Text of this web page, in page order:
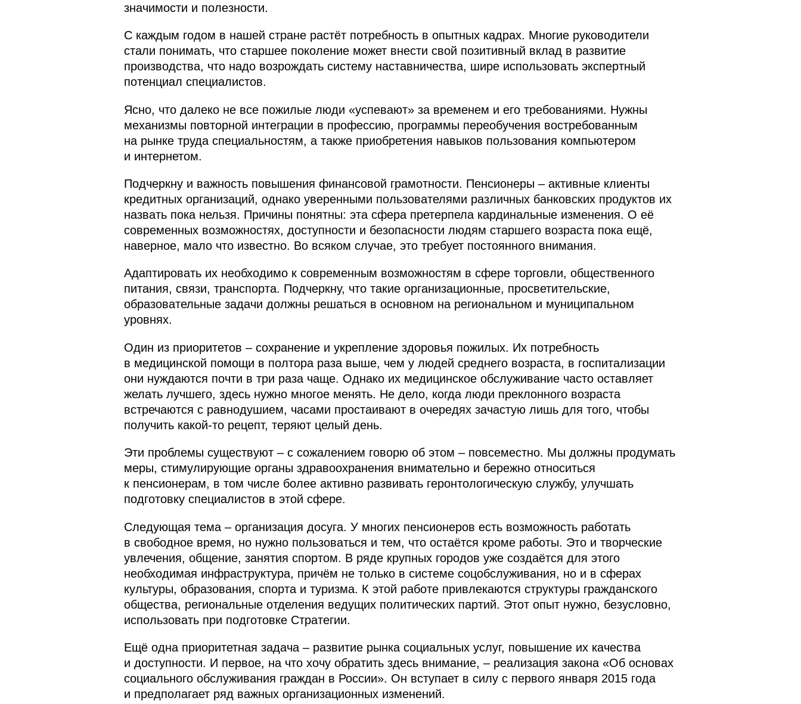
значимости и полезности.
С каждым годом в нашей стране растёт потребность в опытных кадрах. Многие руководители
стали понимать, что старшее поколение может внести свой позитивный вклад в развитие
производства, что надо возрождать систему наставничества, шире использовать экспертный
потенциал специалистов.
Ясно, что далеко не все пожилые люди «успевают» за временем и его требованиями. Нужны
механизмы повторной интеграции в профессию, программы переобучения востребованным
на рынке труда специальностям, а также приобретения навыков пользования компьютером
и интернетом.
Подчеркну и важность повышения финансовой грамотности. Пенсионеры – активные клиенты
кредитных организаций, однако уверенными пользователями различных банковских продуктов их
назвать пока нельзя. Причины понятны: эта сфера претерпела кардинальные изменения. О её
современных возможностях, доступности и безопасности людям старшего возраста пока ещё,
наверное, мало что известно. Во всяком случае, это требует постоянного внимания.
Адаптировать их необходимо к современным возможностям в сфере торговли, общественного
питания, связи, транспорта. Подчеркну, что такие организационные, просветительские,
образовательные задачи должны решаться в основном на региональном и муниципальном
уровнях.
Один из приоритетов – сохранение и укрепление здоровья пожилых. Их потребность
в медицинской помощи в полтора раза выше, чем у людей среднего возраста, в госпитализации
они нуждаются почти в три раза чаще. Однако их медицинское обслуживание часто оставляет
желать лучшего, здесь нужно многое менять. Не дело, когда люди преклонного возраста
встречаются с равнодушием, часами простаивают в очередях зачастую лишь для того, чтобы
получить какой‑то рецепт, теряют целый день.
Эти проблемы существуют – с сожалением говорю об этом – повсеместно. Мы должны продумать
меры, стимулирующие органы здравоохранения внимательно и бережно относиться
к пенсионерам, в том числе более активно развивать геронтологическую службу, улучшать
подготовку специалистов в этой сфере.
Следующая тема – организация досуга. У многих пенсионеров есть возможность работать
в свободное время, но нужно пользоваться и тем, что остаётся кроме работы. Это и творческие
увлечения, общение, занятия спортом. В ряде крупных городов уже создаётся для этого
необходимая инфраструктура, причём не только в системе соцобслуживания, но и в сферах
культуры, образования, спорта и туризма. К этой работе привлекаются структуры гражданского
общества, региональные отделения ведущих политических партий. Этот опыт нужно, безусловно,
использовать при подготовке Стратегии.
Ещё одна приоритетная задача – развитие рынка социальных услуг, повышение их качества
и доступности. И первое, на что хочу обратить здесь внимание, – реализация закона «Об основах
социального обслуживания граждан в России». Он вступает в силу с первого января 2015 года
и предполагает ряд важных организационных изменений.